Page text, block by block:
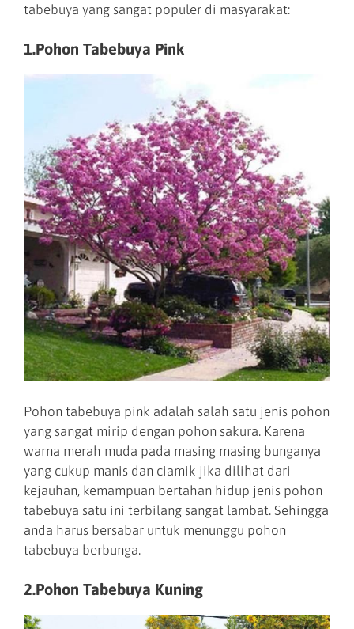
tabebuya yang sangat populer di masyarakat:
1.Pohon Tabebuya Pink
Pohon tabebuya pink adalah salah satu jenis pohon
yang sangat mirip dengan pohon sakura. Karena
warna merah muda pada masing masing bunganya
yang cukup manis dan ciamik jika dilihat dari
kejauhan, kemampuan bertahan hidup jenis pohon
tabebuya satu ini terbilang sangat lambat. Sehingga
anda harus bersabar untuk menunggu pohon
tabebuya berbunga.
2.Pohon Tabebuya Kuning